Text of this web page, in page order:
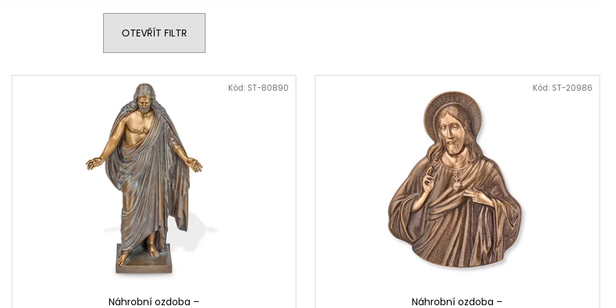
OTEVŘÍT FILTR
Náhrobní ozdoba –
Kód: ST-80890
Náhrobní ozdoba –
Kód: ST-20986